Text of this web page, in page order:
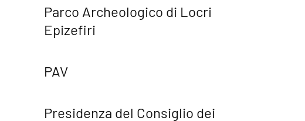
Parco Archeologico di Locri
Epizefiri
PAV
Presidenza del Consiglio dei